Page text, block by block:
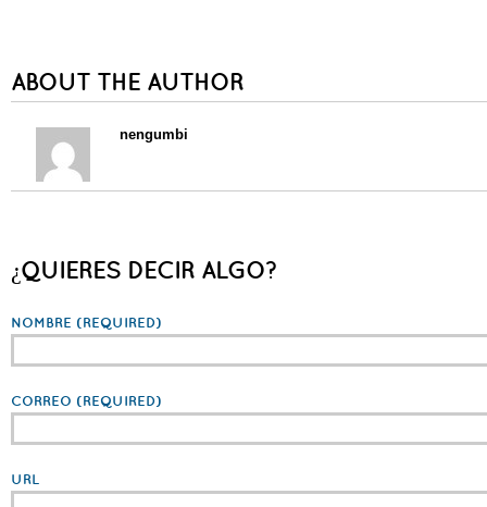
ABOUT THE AUTHOR
nengumbi
¿QUIERES DECIR ALGO?
NOMBRE (REQUIRED)
CORREO (REQUIRED)
URL